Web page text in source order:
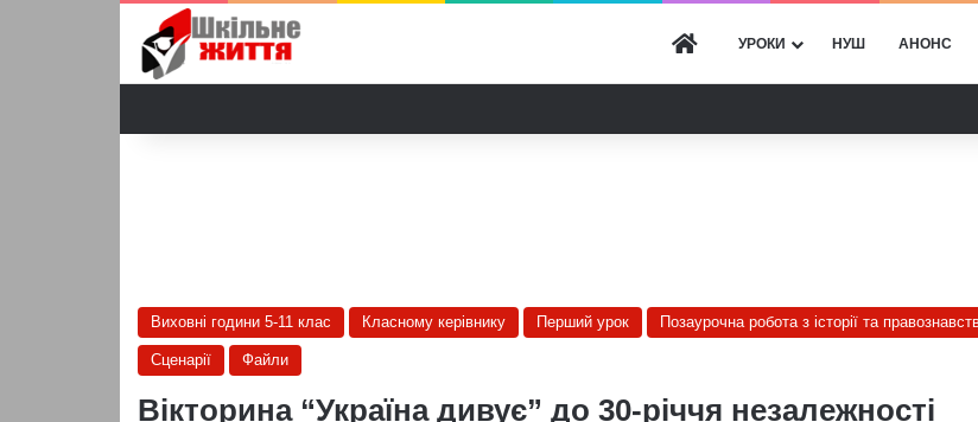
ГОЛОВНА
УРОКИ НУШ АНОНС
Виховні години 5-11 клас Класному керівнику Перший урок Позаурочна робота з історії та
Сценарії Файли
Вікторина “Україна дивує” до 30-річчя незалежності